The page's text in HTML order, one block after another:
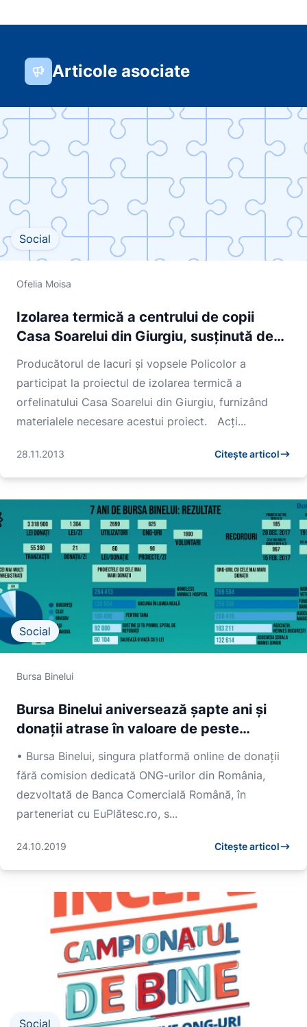
Articole asociate
Social
Ofelia Moisa
Izolarea termică a centrului de copii
Casa Soarelui din Giurgiu, susținută de
Policolor și S.O.S. Viețile Copiilor, a fost
finalizată
Producătorul de lacuri și vopsele Policolor a
participat la proiectul de izolarea termică a
orfelinatului Casa Soarelui din Giurgiu, furnizând
materialele necesare acestui proiect. Acți...
28.11.2013 Citește articol
Social
Bursa Binelui
Bursa Binelui aniversează șapte ani și
donații atrase în valoare de peste
3.000.000 de lei
• Bursa Binelui, singura platformă online de donații
fără comision dedicată ONG-urilor din România,
dezvoltată de Banca Comercială Română, în
parteneriat cu EuPlătesc.ro, s...
24.10.2019 Citește articol
Social